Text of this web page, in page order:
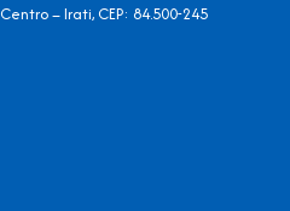
– Irati, CEP: 84.500-245